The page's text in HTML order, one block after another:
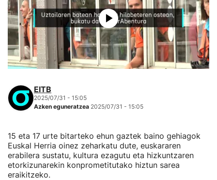
EITB
2025/07/31 - 15:05
Azken eguneratzea 2025/07/31 - 15:05
15 eta 17 urte bitarteko ehun gaztek baino gehiagok
Euskal Herria oinez zeharkatu dute, euskararen
erabilera sustatu, kultura ezagutu eta hizkuntzaren
etorkizunarekin konprometitutako hiztun sarea
eraikitzeko.